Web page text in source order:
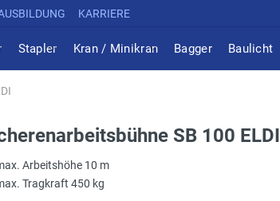
KARRIERE
Stapler Kran / Minikran Bagger Baulicht
SB 100 ELDI
Arbeitshöhe 10 m
Tragkraft 450 kg